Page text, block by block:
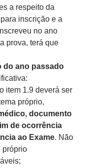
a respeito da
inscrição e a
no ano
prova, terá que
do ano passado
item 1.9 deverá ser
próprio,
documento
de ocorrência
ao Exame. Não
próprio